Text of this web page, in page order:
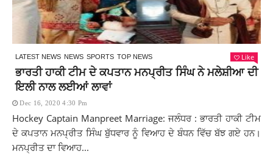
LATEST NEWS NEWS SPORTS TOP NEWS Like
ਭਾਰਤੀ ਹਾਕੀ ਟੀਮ ਦੇ ਕਪਤਾਨ ਮਨਪ੍ਰੀਤ ਸਿੰਘ ਨੇ ਮਲੇਸ਼ੀਆ ਦੀ
ਇਲੀ ਨਾਲ ਲਈਆਂ ਲਾਵਾਂ
Dec 16, 2020 4:30 Pm
Hockey Captain Manpreet Marriage: ਜਲੰਧਰ : ਭਾਰਤੀ ਹਾਕੀ ਟੀਮ
ਦੇ ਕਪਤਾਨ ਮਨਪ੍ਰੀਤ ਸਿੰਘ ਬੁੱਧਵਾਰ ਨੂੰ ਵਿਆਹ ਦੇ ਬੰਧਨ ਵਿੱਚ ਬੱਝ ਗਏ ਹਨ।
ਮਨਪ੍ਰੀਤ ਦਾ ਵਿਆਹ...